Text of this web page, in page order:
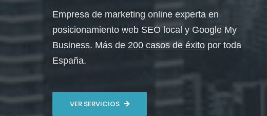
Empresa de marketing online experta en
posicionamiento web SEO local y Google My
Business. Más de 200 casos de éxito por toda
España.
VER SERVICIOS